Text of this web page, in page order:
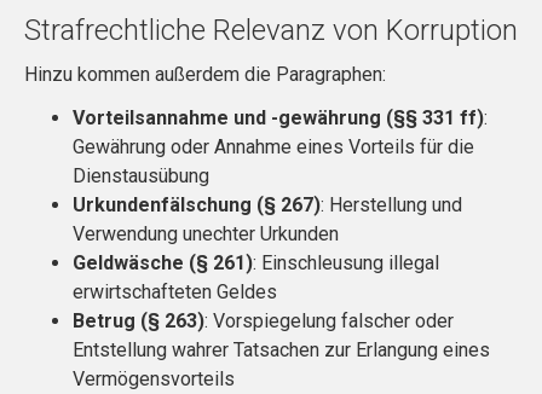
Strafrechtliche Relevanz von Korruption
Hinzu kommen außerdem die Paragraphen:
Vorteilsannahme und -gewährung (§§ 331 ff):
Gewährung oder Annahme eines Vorteils für die
Dienstausübung
Urkundenfälschung (§ 267): Herstellung und
Verwendung unechter Urkunden
Geldwäsche (§ 261): Einschleusung illegal
erwirtschafteten Geldes
Betrug (§ 263): Vorspiegelung falscher oder
Entstellung wahrer Tatsachen zur Erlangung eines
Vermögensvorteils